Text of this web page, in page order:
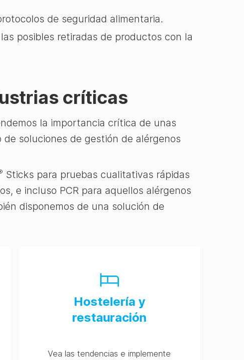
de seguridad alimentaria.
posibles retiradas de productos con la
críticas
la importancia crítica de unas
soluciones de gestión de alérgenos
Sticks para pruebas cualitativas rápidas
e incluso PCR para aquellos alérgenos
disponemos de una solución de
Hostelería y
restauración
Vea las tendencias e implemente